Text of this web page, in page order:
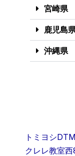
宮崎県
鹿児島
沖縄県
トミヨシ
クレレ教室